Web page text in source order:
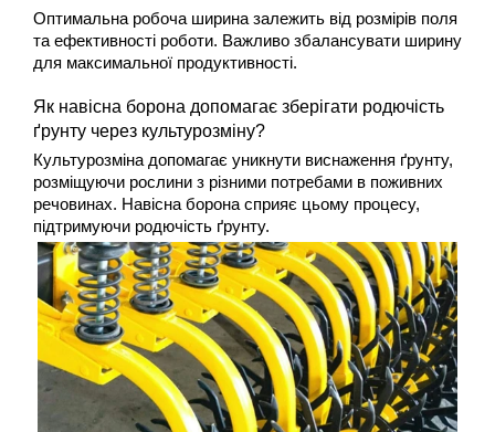
Оптимальна робоча ширина залежить від розмірів поля
та ефективності роботи. Важливо збалансувати ширину
для максимальної продуктивності.
Як навісна борона допомагає зберігати родючість
ґрунту через культурозміну?
Культурозміна допомагає уникнути виснаження ґрунту,
розміщуючи рослини з різними потребами в поживних
речовинах. Навісна борона сприяє цьому процесу,
підтримуючи родючість ґрунту.